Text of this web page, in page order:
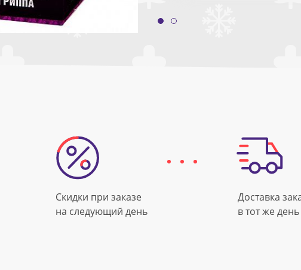
Скидки при заказе
на следующий день
Доставка
в тот же день